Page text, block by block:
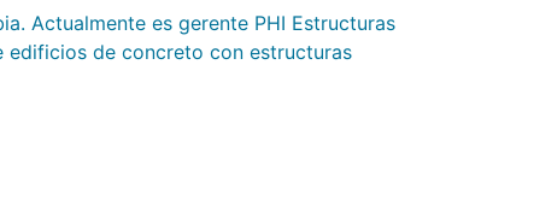
Actualmente es gerente PHI Estructuras
de concreto con estructuras